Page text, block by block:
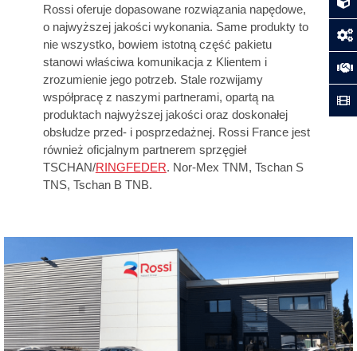
Rossi oferuje dopasowane rozwiązania napędowe,
o najwyższej jakości wykonania. Same produkty to
nie wszystko, bowiem istotną część pakietu
stanowi właściwa komunikacja z Klientem i
zrozumienie jego potrzeb. Stale rozwijamy
współpracę z naszymi partnerami, opartą na
produktach najwyższej jakości oraz doskonałej
obsłudze przed- i posprzedażnej. Rossi France jest
również oficjalnym partnerem sprzęgieł
TSCHAN/RINGFEDER. Nor-Mex TNM, Tschan S
TNS, Tschan B TNB.